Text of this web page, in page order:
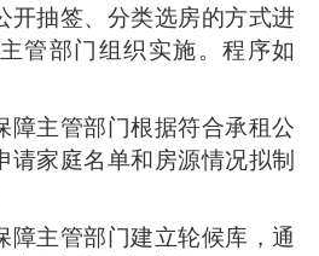
开抽签、分类选房的方式进
管部门组织实施。程序如
障主管部门根据符合承租公
请家庭名单和房源情况拟制
障主管部门建立轮候库，通